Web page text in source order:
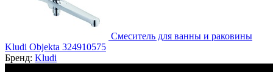
Смеситель для ванны и раковины
Kludi Objekta 324910575
Бренд: Kludi